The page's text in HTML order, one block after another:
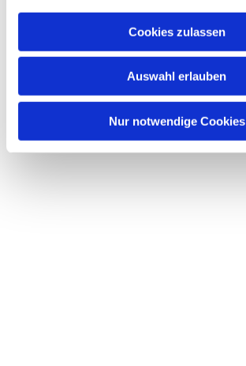
Cookies zulassen
Auswahl erlauben
Nur notwendige Cookies